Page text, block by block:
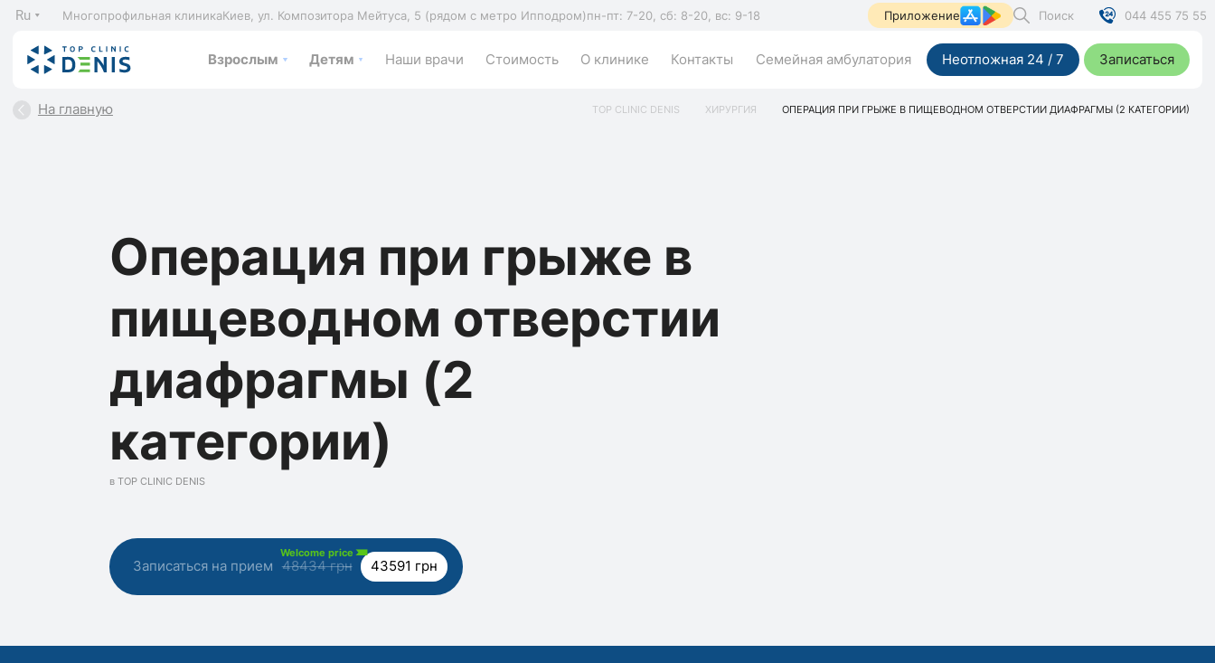
Ru Многопрофильная клиникаКиев, ул. Композитора Мейтуса, 5 (рядом с метро Ипподром)пн-пт: 7-20, сб: 8-20, вс: 9-18 Приложение Поиск 044 455 75 55
Взрослым Детям Наши врачи Стоимость О клинике Контакты Семейная амбулатория Неотложная 24 / 7 Записаться
На главную TOP CLINIC DENIS ХИРУРГИЯ ОПЕРАЦИЯ ПРИ ГРЫЖЕ В ПИЩЕВОДНОМ ОТВЕРСТИИ ДИАФРАГМЫ (2 КАТЕГОРИИ)
Операция при грыже в
пищеводном отверстии
диафрагмы (2
категории)
в TOP CLINIC DENIS
Записаться на прием
Welcome price
48434 грн 43591 грн